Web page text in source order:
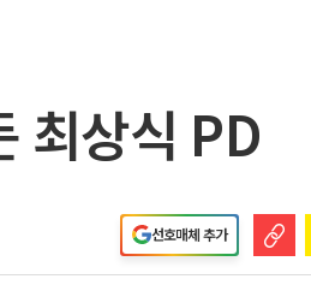
최상식 PD
선호매체 추가